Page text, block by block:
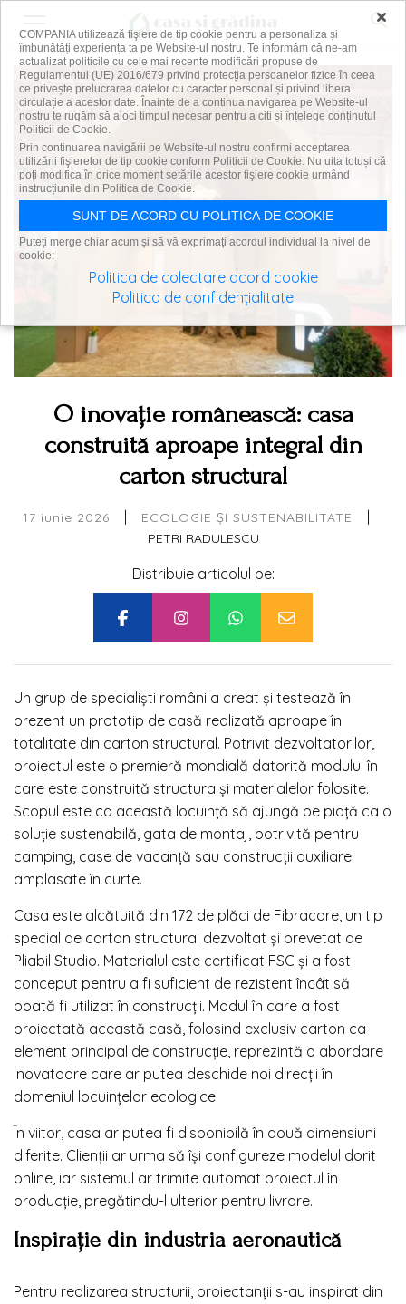
O inovație românească: casa
construită aproape integral din
carton structural
17 iunie 2026 ECOLOGIE ȘI SUSTENABILITATE
PETRI RADULESCU
Distribuie articolul pe:
Un grup de specialiști români a creat și testează în
prezent un prototip de casă realizată aproape în
totalitate din carton structural. Potrivit dezvoltatorilor,
proiectul este o premieră mondială datorită modului în
care este construită structura și materialelor folosite.
Scopul este ca această locuință să ajungă pe piață ca o
soluție sustenabilă, gata de montaj, potrivită pentru
camping, case de vacanță sau construcții auxiliare
amplasate în curte.
Casa este alcătuită din 172 de plăci de Fibracore, un tip
special de carton structural dezvoltat și brevetat de
Pliabil Studio. Materialul este certificat FSC și a fost
conceput pentru a fi suficient de rezistent încât să
poată fi utilizat în construcții. Modul în care a fost
proiectată această casă, folosind exclusiv carton ca
element principal de construcție, reprezintă o abordare
inovatoare care ar putea deschide noi direcții în
domeniul locuințelor ecologice.
În viitor, casa ar putea fi disponibilă în două dimensiuni
diferite. Clienții ar urma să își configureze modelul dorit
online, iar sistemul ar trimite automat proiectul în
producție, pregătindu-l ulterior pentru livrare.
Inspirație din industria aeronautică
Pentru realizarea structurii, proiectanții s-au inspirat din
×
COMPANIA utilizează fişiere de tip cookie pentru a personaliza și
îmbunătăți experiența ta pe Website-ul nostru. Te informăm că ne-am
actualizat politicile cu cele mai recente modificări propuse de
Regulamentul (UE) 2016/679 privind protecția persoanelor fizice în ceea
ce privește prelucrarea datelor cu caracter personal și privind libera
circulație a acestor date. Înainte de a continua navigarea pe Website-ul
nostru te rugăm să aloci timpul necesar pentru a citi și înțelege conținutul
Politicii de Cookie.
Prin continuarea navigării pe Website-ul nostru confirmi acceptarea
utilizării fişierelor de tip cookie conform Politicii de Cookie. Nu uita totuși că
poți modifica în orice moment setările acestor fişiere cookie urmând
instrucțiunile din Politica de Cookie.
SUNT DE ACORD CU POLITICA DE COOKIE
Puteți merge chiar acum și să vă exprimați acordul individual la nivel de
cookie:
Politica de colectare acord cookie
Politica de confidențialitate